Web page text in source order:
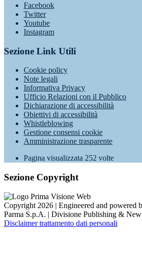
Facebook
Twitter
Youtube
Instagram
Sezione Link Utili
Cookie policy
Note legali
Informativa Privacy
Ufficio Relazioni con il Pubblico
Dichiarazione di accessibilità
Obiettivi di accessibilità
Whistleblowing
Gestione consensi cookie
Amministrazione trasparente
Pagina visualizzata 252 volte
Sezione Copyright
Copyright 2026 | Engineered and powered
Parma S.p.A. | Divisione Publishing &
Disclaimer trattamento dati personali